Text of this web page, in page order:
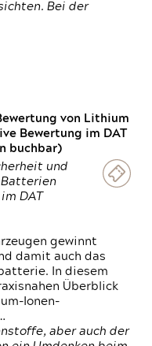
Bei der
von Lithium
Bewertung im DAT
buchbar)
und
Batterien
DAT
gewinnt
damit auch das
In diesem
Überblick
Ionen-
aber auch der